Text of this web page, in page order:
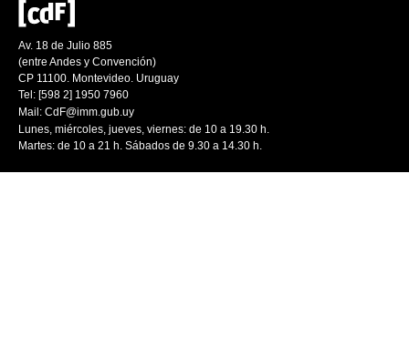
Av. 18 de Julio 885
(entre Andes y Convención)
CP 11100. Montevideo. Uruguay
Tel: [598 2] 1950 7960
Mail: CdF@imm.gub.uy
Lunes, miércoles, jueves, viernes: de 10 a 19.30 h.
Martes: de 10 a 21 h. Sábados de 9.30 a 14.30 h.